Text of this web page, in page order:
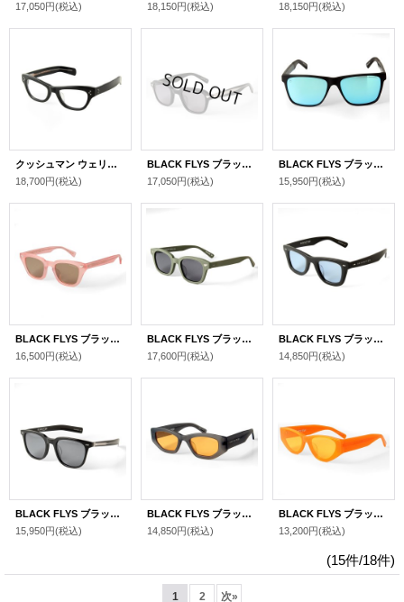
17,050円(税込)
18,150円(税込)
18,150円(税込)
クッシュマン ウェリントンサングラス CUSHMAN WELLINGTON [BLK×CLR] 29030
18,700円(税込)
BLACK FLYS ブラックフライズ "FLY CHIEF"[BLACK×SILVER]
17,050円(税込)
BLACK FLYS ブラックフライズ "FLY FORTRESS"[MATT BLACK-CLEAR BLUE-MATT BLACK×BLUE MIRROR POLARIZED(偏光レンズ)]
15,950円(税込)
BLACK FLYS ブラックフライズ "FLY MELVIN"[OPALINE PINK×BROWN]
16,500円(税込)
BLACK FLYS ブラックフライズ "FLY SCOUT"[MATT OLIVE GREEN×GREY POLARIZED(偏光レンズ)]
17,600円(税込)
BLACK FLYS ブラックフライズ "FLY NOVA"[BLACK×L.BLUE]
14,850円(税込)
BLACK FLYS ブラックフライズ "FLY STACY(POL)（偏光レンズ）"[BLACKSILVER×GRAY]
15,950円(税込)
BLACK FLYS ブラックフライズ "FLY NAOMI"[FROST GREY×BROWN]
14,850円(税込)
BLACK FLYS ブラックフライズ "FLY MAMBA"[N ORG×ORG]
13,200円(税込)
(15件/18件)
1 2 次»